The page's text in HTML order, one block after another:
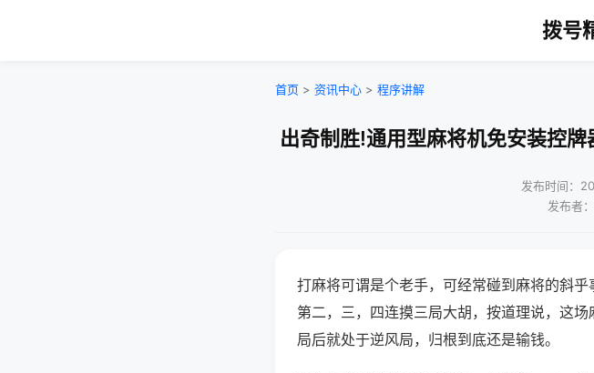
拨号
首页 > 资讯中心 > 程序讲解
出奇制胜!通用型麻将机免安装控
发布时间：
发布者
打麻将可谓是个老手，可经常碰到麻将的斜
第二，三，四连摸三局大胡，按道理说，这
局后就处于逆风局，归根到底还是输钱。